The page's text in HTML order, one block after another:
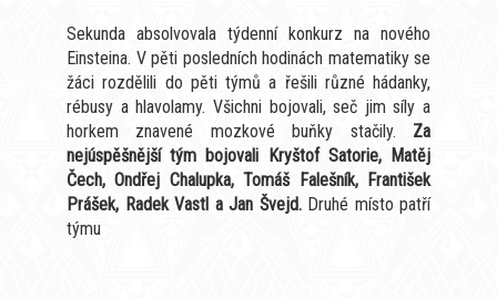
Sekunda absolvovala týdenní konkurz na nového
Einsteina. V pěti posledních hodinách matematiky se
žáci rozdělili do pěti týmů a řešili různé hádanky,
rébusy a hlavolamy. Všichni bojovali, seč jim síly a
horkem znavené mozkové buňky stačily. Za
nejúspěšnější tým bojovali Kryštof Satorie, Matěj
Čech, Ondřej Chalupka, Tomáš Falešník, František
Prášek, Radek Vastl a Jan Švejd.Druhé místo patří
týmu